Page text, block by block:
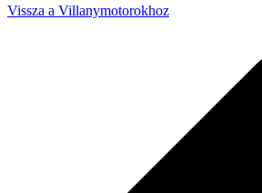
Vissza a Villanymotorokhoz